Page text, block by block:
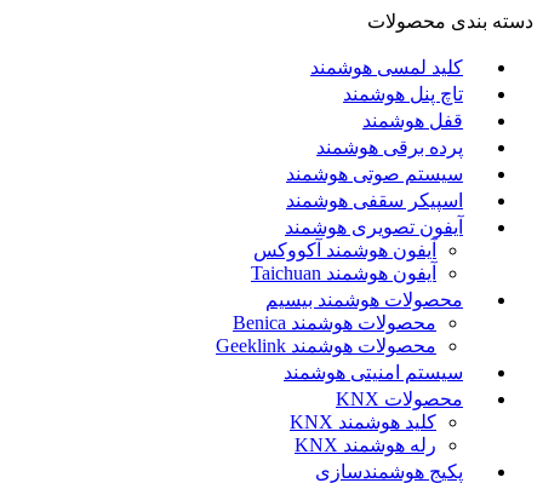
دسته بندی محصولات
کلید لمسی هوشمند
تاچ پنل هوشمند
قفل هوشمند
پرده برقی هوشمند
سیستم صوتی هوشمند
اسپیکر سقفی هوشمند
آیفون تصویری هوشمند
آيفون هوشمند آکووکس
آیفون هوشمند Taichuan
محصولات هوشمند بیسیم
محصولات هوشمند Benica
محصولات هوشمند Geeklink
سیستم امنیتی هوشمند
محصولات KNX
کلید هوشمند KNX
رله هوشمند KNX
پکیج هوشمندسازی